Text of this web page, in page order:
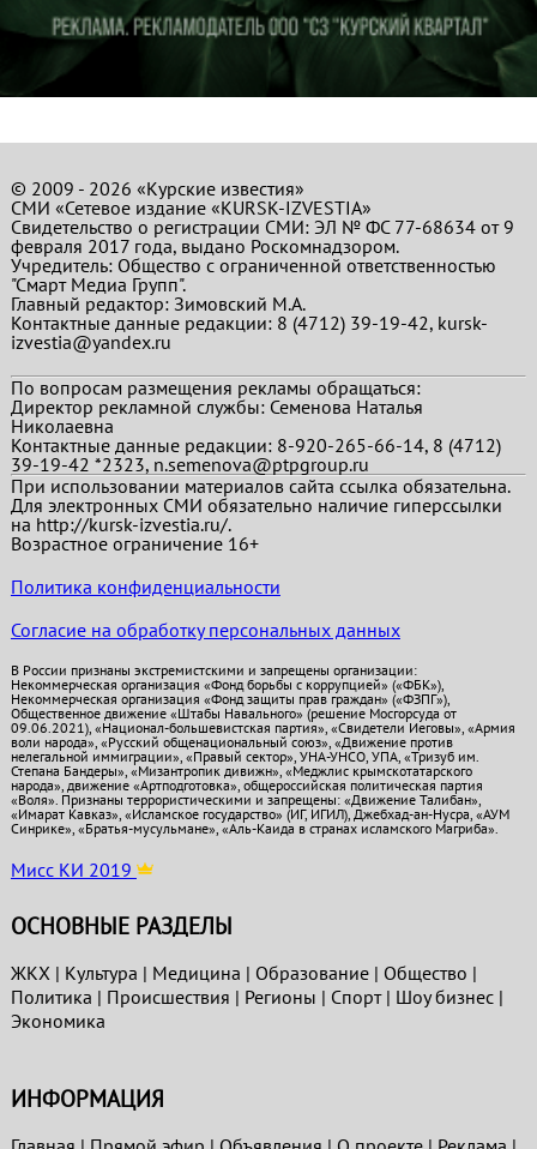
© 2009 - 2026 «Курские известия»
СМИ «Сетевое издание «KURSK-IZVESTIA»
Свидетельство о регистрации СМИ: ЭЛ № ФС 77-68634 от 9
февраля 2017 года, выдано Роскомнадзором.
Учредитель: Общество с ограниченной ответственностью
"Смарт Медиа Групп".
Главный редактор:Зимовский М.А.
Контактные данные редакции: 8 (4712) 39-19-42, kursk-
izvestia@yandex.ru
По вопросам размещения рекламы обращаться:
Директор рекламной службы: Семенова Наталья
Николаевна
Контактные данные редакции: 8-920-265-66-14, 8 (4712)
39-19-42 *2323, n.semenova@ptpgroup.ru
При использовании материалов сайта ссылка обязательна.
Для электронных СМИ обязательно наличие гиперссылки
на http://kursk-izvestia.ru/.
Возрастное ограничение 16+
Политика конфиденциальности
Согласие на обработку персональных данных
В России признаны экстремистскими и запрещены организации:
Некоммерческая организация «Фонд борьбы с коррупцией» («ФБК»),
Некоммерческая организация «Фонд защиты прав граждан» («ФЗПГ»),
Общественное движение «Штабы Навального» (решение Мосгорсуда от
09.06.2021), «Национал-большевистская партия», «Свидетели Иеговы», «Армия
воли народа», «Русский общенациональный союз», «Движение против
нелегальной иммиграции», «Правый сектор», УНА-УНСО, УПА, «Тризуб им.
Степана Бандеры», «Мизантропик дивижн», «Меджлис крымскотатарского
народа», движение «Артподготовка», общероссийская политическая партия
«Воля». Признаны террористическими и запрещены: «Движение Талибан»,
«Имарат Кавказ», «Исламское государство» (ИГ, ИГИЛ), Джебхад-ан-Нусра, «АУМ
Синрике», «Братья-мусульмане», «Аль-Каида в странах исламского Магриба».
Мисс КИ 2019
ОСНОВНЫЕ РАЗДЕЛЫ
ЖКХ | Культура | Медицина | Образование| Общество |
Политика | Проиcшествия | Регионы | Спорт| Шоу бизнес|
Экономика
ИНФОРМАЦИЯ